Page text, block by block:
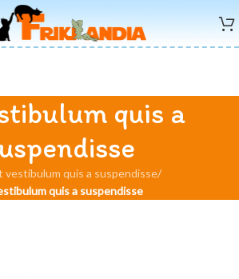
quis a
vestibulum quis a suspendisse/
quis a suspendisse